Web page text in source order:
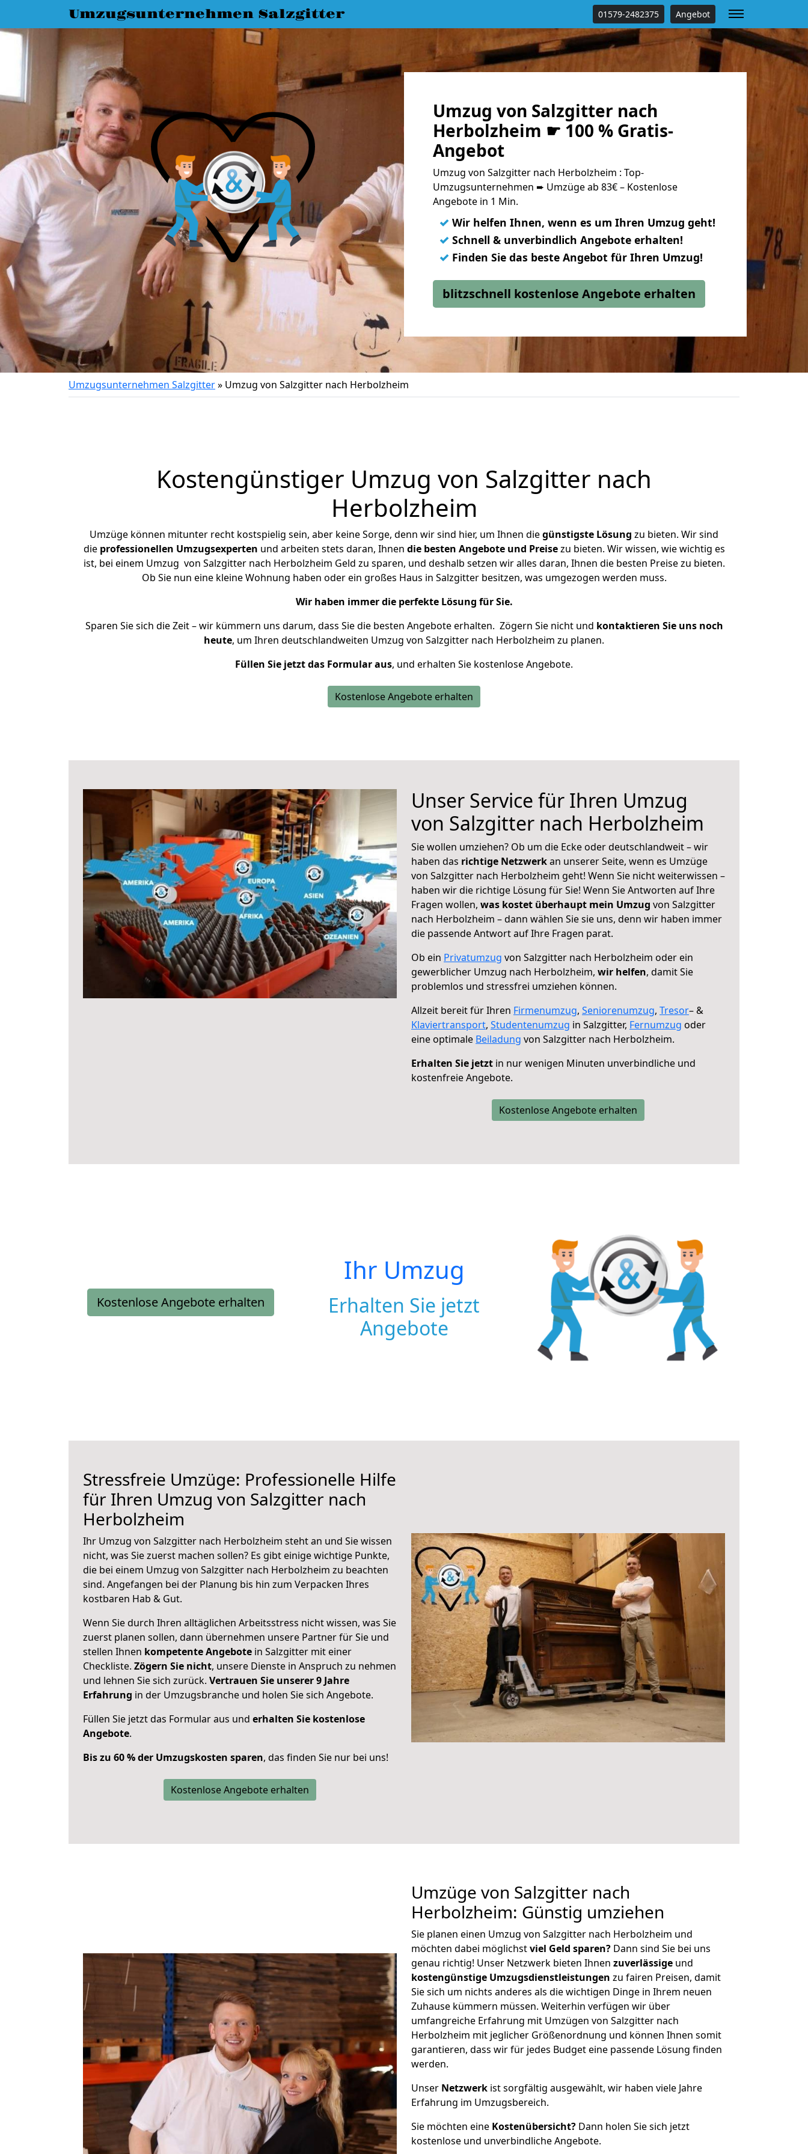
Umzugsunternehmen Salzgitter 01579-2482375 Angebot
Umzug von Salzgitter nach
Herbolzheim ☛ 100 % Gratis-
Angebot
Umzug von Salzgitter nach Herbolzheim : Top-
Umzugsunternehmen ➨ Umzüge ab 83€ – Kostenlose
Angebote in 1 Min.
✓ Wir helfen Ihnen, wenn es um Ihren Umzug geht!
✓ Schnell & unverbindlich Angebote erhalten!
✓ Finden Sie das beste Angebot für Ihren Umzug!
blitzschnell kostenlose Angebote erhalten
Umzugsunternehmen Salzgitter» Umzug von Salzgitter nach Herbolzheim
Kostengünstiger Umzug von Salzgitter nach
Herbolzheim
Umzüge können mitunter recht kostspielig sein, aber keine Sorge, denn wir sind hier, um Ihnen diegünstigste Lösung zu bieten. Wir sind
die professionellen Umzugsexperten und arbeiten stets daran, Ihnen die besten Angebote und Preisezu bieten. Wir wissen, wie wichtig es
ist, bei einem Umzug von Salzgitter nach Herbolzheim Geld zu sparen, und deshalb setzen wir alles daran, Ihnen die besten Preise zu bieten.
Ob Sie nun eine kleine Wohnung haben oder ein großes Haus in Salzgitter besitzen, was umgezogen werden muss.
Wir haben immer die perfekte Lösung für Sie.
Sparen Sie sich die Zeit – wir kümmern uns darum, dass Sie die besten Angebote erhalten. Zögern Sie nicht und kontaktieren Sie uns noch
heute, um Ihren deutschlandweiten Umzug von Salzgitter nach Herbolzheim zu planen.
Füllen Sie jetzt das Formular aus, und erhalten Sie kostenlose Angebote.
Kostenlose Angebote erhalten
Unser Service für Ihren Umzug
von Salzgitter nach Herbolzheim
Sie wollen umziehen? Ob um die Ecke oder deutschlandweit – wir
haben das richtige Netzwerkan unserer Seite, wenn es Umzüge
von Salzgitter nach Herbolzheim geht! Wenn Sie nicht weiterwissen –
haben wir die richtige Lösung für Sie! Wenn Sie Antworten auf Ihre
Fragen wollen, was kostet überhaupt mein Umzug von Salzgitter
nach Herbolzheim – dann wählen Sie sie uns, denn wir haben immer
die passende Antwort auf Ihre Fragen parat.
Ob ein Privatumzug von Salzgitter nach Herbolzheim oder ein
gewerblicher Umzug nach Herbolzheim, wir helfen, damit Sie
problemlos und stressfrei umziehen können.
Allzeit bereit für Ihren Firmenumzug, Seniorenumzug, Tresor– &
Klaviertransport, Studentenumzug in Salzgitter, Fernumzug oder
eine optimale Beiladung von Salzgitter nach Herbolzheim.
Erhalten Sie jetzt in nur wenigen Minuten unverbindliche und
kostenfreie Angebote.
Kostenlose Angebote erhalten
Kostenlose Angebote erhalten
Ihr Umzug
Erhalten Sie jetzt
Angebote
Stressfreie Umzüge: Professionelle Hilfe
für Ihren Umzug von Salzgitter nach
Herbolzheim
Ihr Umzug von Salzgitter nach Herbolzheim steht an und Sie wissen
nicht, was Sie zuerst machen sollen? Es gibt einige wichtige Punkte,
die bei einem Umzug von Salzgitter nach Herbolzheim zu beachten
sind. Angefangen bei der Planung bis hin zum Verpacken Ihres
kostbaren Hab & Gut.
Wenn Sie durch Ihren alltäglichen Arbeitsstress nicht wissen, was Sie
zuerst planen sollen, dann übernehmen unsere Partner für Sie und
stellen Ihnen kompetente Angebote in Salzgitter mit einer
Checkliste. Zögern Sie nicht, unsere Dienste in Anspruch zu nehmen
und lehnen Sie sich zurück. Vertrauen Sie unserer 9 Jahre
Erfahrung in der Umzugsbranche und holen Sie sich Angebote.
Füllen Sie jetzt das Formular aus und erhalten Sie kostenlose
Angebote.
Bis zu 60 % der Umzugskosten sparen, das finden Sie nur bei uns!
Kostenlose Angebote erhalten
Umzüge von Salzgitter nach
Herbolzheim: Günstig umziehen
Sie planen einen Umzug von Salzgitter nach Herbolzheim und
möchten dabei möglichstviel Geld sparen? Dann sind Sie bei uns
genau richtig! Unser Netzwerk bieten Ihnen zuverlässige und
kostengünstige Umzugsdienstleistungen zu fairen Preisen, damit
Sie sich um nichts anderes als die wichtigen Dinge in Ihrem neuen
Zuhause kümmern müssen. Weiterhin verfügen wir über
umfangreiche Erfahrung mit Umzügen von Salzgitter nach
Herbolzheim mit jeglicher Größenordnung und können Ihnen somit
garantieren, dass wir für jedes Budget eine passende Lösung finden
werden.
Unser Netzwerk ist sorgfältig ausgewählt, wir haben viele Jahre
Erfahrung im Umzugsbereich.
Sie möchten eine Kostenübersicht? Dann holen Sie sich jetzt
kostenlose und unverbindliche Angebote.